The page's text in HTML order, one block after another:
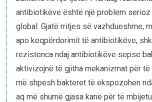
antibiotikëve është një problem serioz
global. Gjatë rritjes së vazhdueshme,
apo keqpërdorimit të antibiotikëve,
rezistenca ndaj antibiotikëve sepse
aktivizojnë të gjitha mekanizmat për të
më shpesh bakteret të ekspozohen
aq më shumë gjasa kanë për të